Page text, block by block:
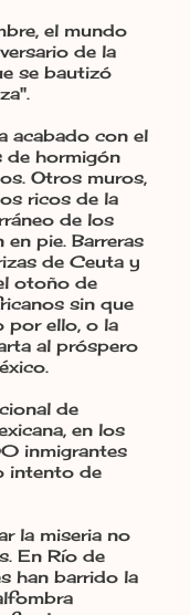
el mundo
de la
se bautizó
acabado con el
de hormigón
Otros muros,
ricos de la
de los
pie. Barreras
de Ceuta y
otoño de
sin que
por ello, o la
al próspero
de
en los
inmigrantes
intento de
la miseria no
En Río de
han barrido la